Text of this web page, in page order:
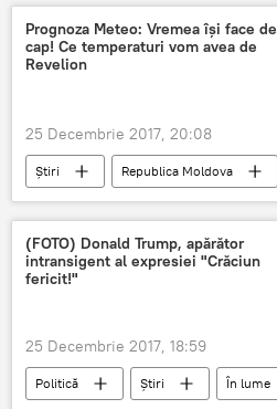
rusesc
de exceptie
Nasterea Domnului
Video
Prognoza Meteo: Vremea își face de
cap! Ce temperaturi vom avea de
Revelion
25 Decembrie 2017, 20:08
Știri Republica Moldova
Serviciul Hidrometeorologic de Stat
prognoza meteo
revelion 2018
(FOTO) Donald Trump, apărător
intransigent al expresiei "Crăciun
fericit!"
25 Decembrie 2017, 18:59
Politică Știri În lume